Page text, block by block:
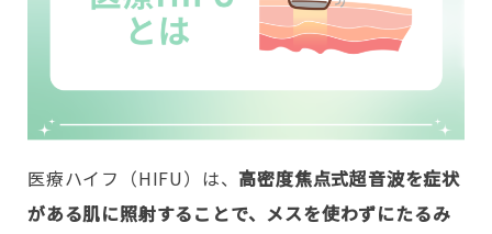
医療ハイフ（HIFU）は、高密度焦点式超音波を症状
がある肌に照射することで、メスを使わずにたるみ